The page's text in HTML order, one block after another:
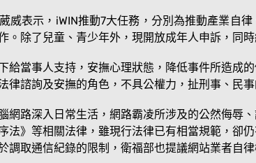
威表示，iWIN推動7大任務，分別為推動產業自
。除了兒童、青少年外，現開放成年人申訴，同
給當事人支持，安撫心理狀態，降低事件所造成
律諮詢及安撫的角色，不具公權力，扯刑事、民
網路深入日常生活，網路霸凌所涉及的公然侮辱
法》等相關法律，雖現行法律已有相當規範，卻
調取通信紀錄的限制，衛福部也提議網站業者自